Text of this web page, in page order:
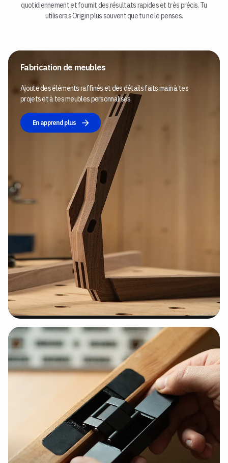
quotidiennement et fournit des résultats rapides et très précis. Tu
utiliseras Origin plus souvent que tu ne le penses.
Fabrication de meubles
Ajoute des éléments raffinés et des détails faits main à tes
projets et à tes meubles personnalisés.
En apprend plus